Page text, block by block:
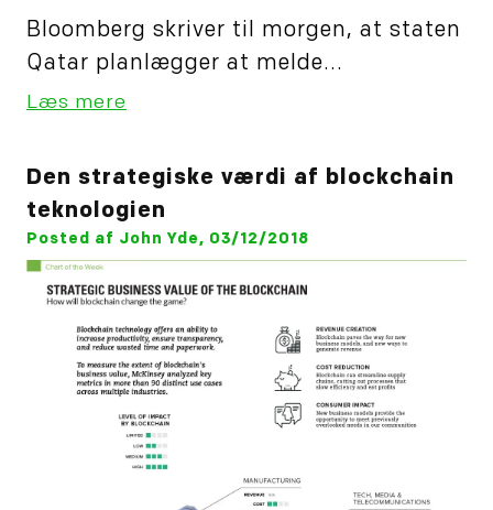
Bloomberg skriver til morgen, at staten
Qatar planlægger at melde...
Læs mere
Den strategiske værdi af blockchain
teknologien
Posted af John Yde, 03/12/2018